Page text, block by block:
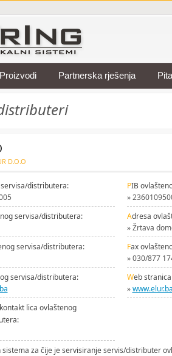
Proizvodi Partnerska rješenja
D.O.O
distributera:
PIB
»
servisa/distributera:
Adresa
» Žrtava
servisa/distributera:
Fax
» 030/877
servisa/distributera:
Web
»
lica ovlaštenog
za čije je servisiranje servis/distributer